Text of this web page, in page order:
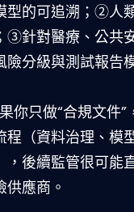
型的可追溯；②人
③針對醫療、公共
險分級與測試報告
你只做“合規文件”
程（資料治理、模
，後續監管很可能
應商。